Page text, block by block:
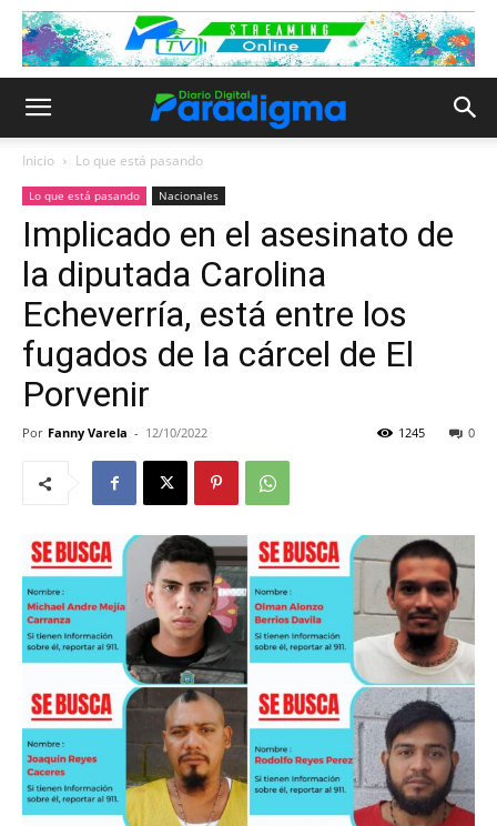
Inicio Lo que está pasando
Lo que está pasando Nacionales
Implicado en el asesinato de
la diputada Carolina
Echeverría, está entre los
fugados de la cárcel de El
Porvenir
Por Fanny Varela - 12/10/2022 0
1245